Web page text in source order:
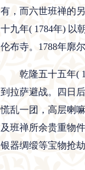
有，而六世班禅的
十九年( 1784年) 以
伦布寺。1788年廓
乾隆五十五年(
到拉萨避战。四日
慌乱一团，高层喇
及班禅所余贵重物
银器绸缎等宝物抢